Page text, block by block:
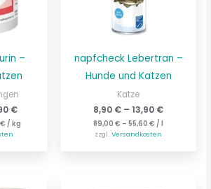
–
€
€ / kg
napfcheck Lebertran –
Hunde und Katzen
Katze
8,90 € –13,90 €
89,00€ –55,60€ /l
zzgl.Versandkosten